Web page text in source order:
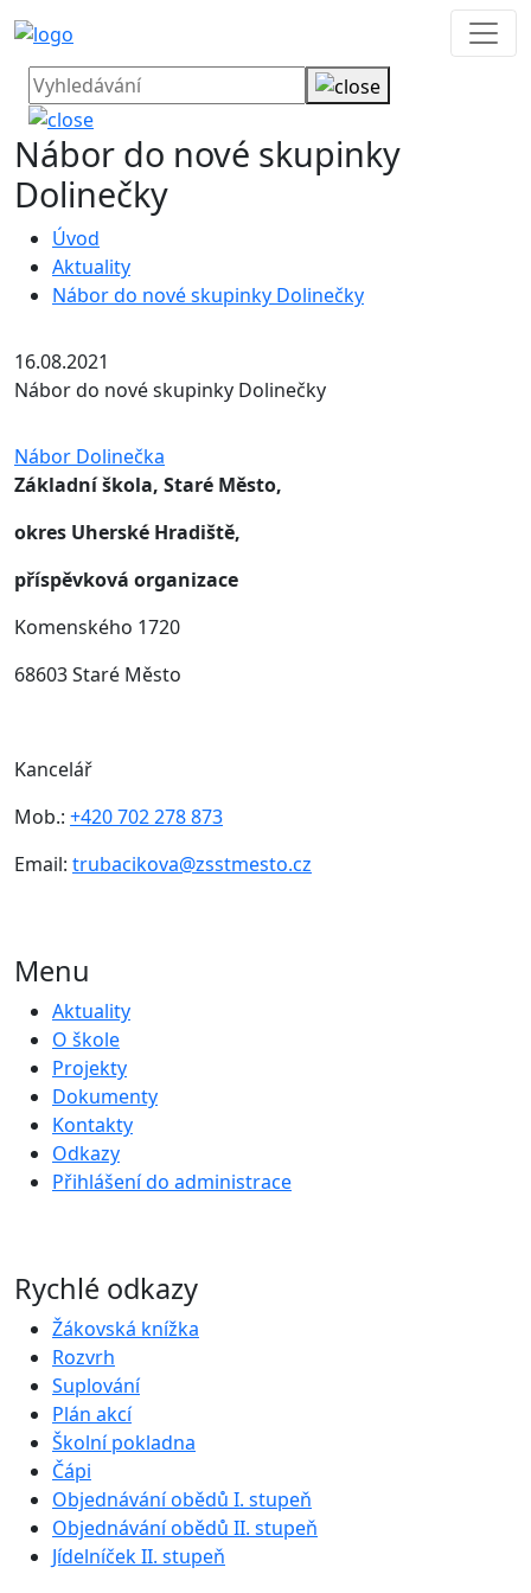
Nábor do nové skupinky
Dolinečky
Úvod
Aktuality
Nábor do nové skupinky Dolinečky
16.08.2021
Nábor do nové skupinky Dolinečky
Nábor Dolinečka
Základní škola, Staré Město,
okres Uherské Hradiště,
příspěvková organizace
Komenského 1720
68603 Staré Město
Kancelář
Mob.: +420 702 278 873
Email: trubacikova@zsstmesto.cz
Menu
Aktuality
O škole
Projekty
Dokumenty
Kontakty
Odkazy
Přihlášení do administrace
Rychlé odkazy
Žákovská knížka
Rozvrh
Suplování
Plán akcí
Školní pokladna
Čápi
Objednávání obědů I. stupeň
Objednávání obědů II. stupeň
Jídelníček II. stupeň